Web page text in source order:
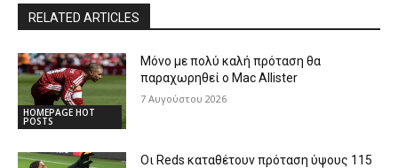
RELATED ARTICLES
HOMEPAGE HOT
POSTS
Μόνο με πολύ καλή πρόταση θα
παραχωρηθεί ο Mac Allister
7 Αυγούστου 2026
Οι Reds καταθέτουν πρόταση ύψους 115